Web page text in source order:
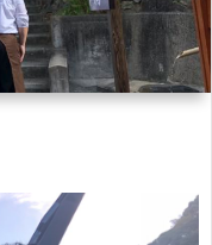
ル
イ
琲
温
き
about